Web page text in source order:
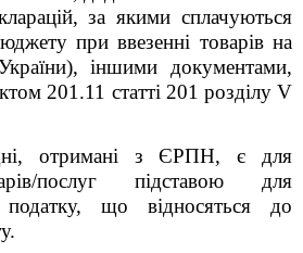
за якими сплачуються
при ввезенні товарів на
іншими документами,
201.11 статті 201 розділу V
отримані з ЄРПН, є для
послуг підставою для
що відносяться до